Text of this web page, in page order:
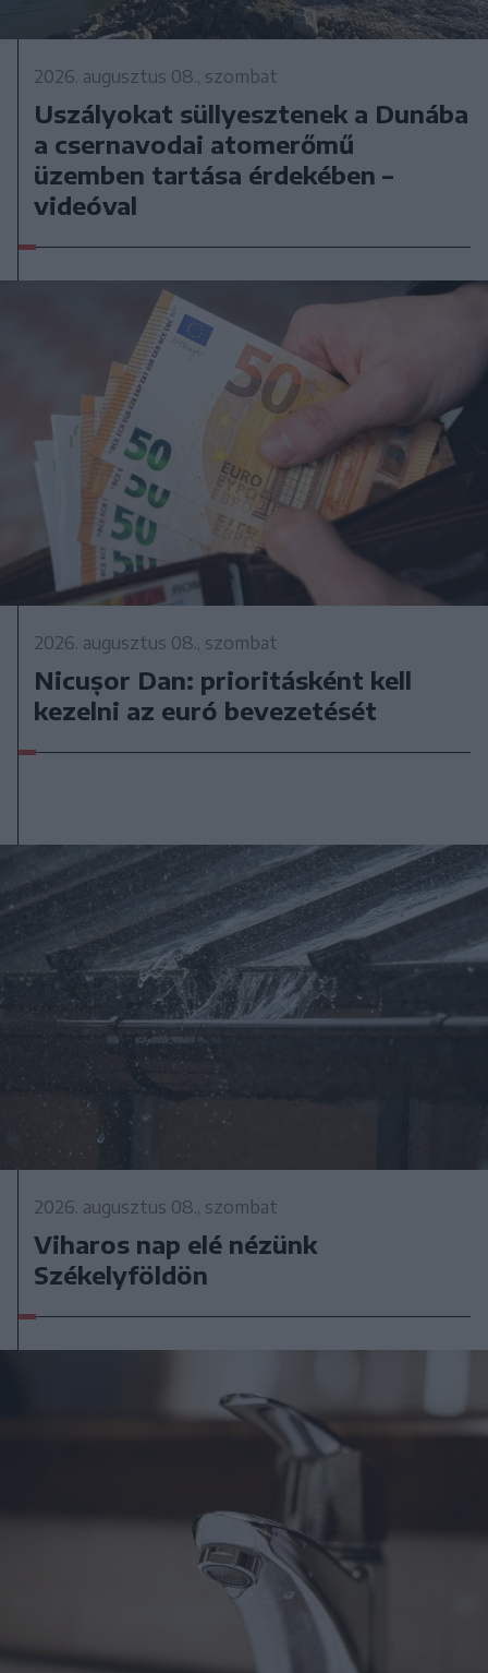
2026. augusztus 08., szombat
Uszályokat süllyesztenek a Dunába
a csernavodai atomerőmű
üzemben tartása érdekében –
videóval
2026. augusztus 08., szombat
Nicușor Dan: prioritásként kell
kezelni az euró bevezetését
2026. augusztus 08., szombat
Viharos nap elé nézünk
Székelyföldön